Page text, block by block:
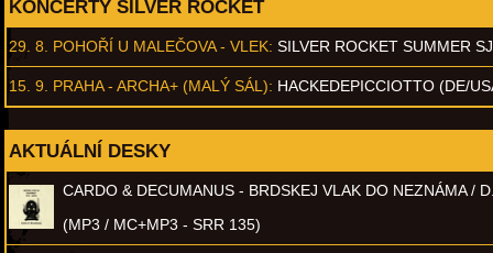
KONCERTY SILVER ROCKET
29. 8. POHOŘÍ U MALEČOVA - VLEK: SILVER ROCKET SUMMER
15. 9. PRAHA - ARCHA+ (MALÝ SÁL): HACKEDEPICCIOTTO (DE/
AKTUÁLNÍ DESKY
CARDO & DECUMANUS - BRDSKEJ VLAK DO NEZNÁMA /
(MP3 / MC+MP3 - SRR 135)